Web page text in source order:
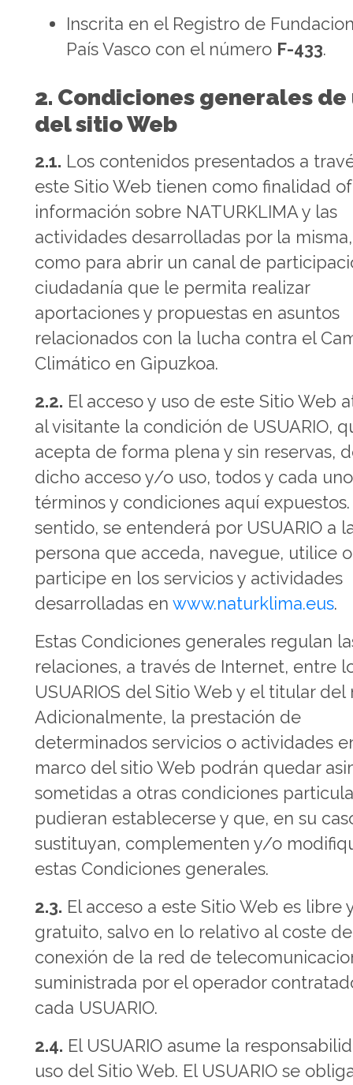
Inscrita en el Registro de
País Vasco con el número F-433.
2. Condiciones generales de
del sitio Web
2.1. Los contenidos presentados a
este Sitio Web tienen como finalidad
información sobre NATURKLIMA y las
actividades desarrolladas por la
como para abrir un canal de
ciudadanía que le permita realizar
aportaciones y propuestas en asuntos
relacionados con la lucha contra el
Climático en Gipuzkoa.
2.2. El acceso y uso de este Sitio Web
al visitante la condición de USUARIO,
acepta de forma plena y sin reservas,
dicho acceso y/o uso, todos y cada
términos y condiciones aquí
sentido, se entenderá por USUARIO a
persona que acceda, navegue, utilice o
participe en los servicios y actividades
desarrolladas enwww.naturklima.eus.
Estas Condiciones generales regulan
relaciones, a través de Internet, entre
USUARIOS del Sitio Web y el titular del
Adicionalmente, la prestación de
determinados servicios o actividades
marco del sitio Web podrán quedar
sometidas a otras condiciones
pudieran establecerse y que, en su
sustituyan, complementen y/o
estas Condiciones generales.
2.3. El acceso a este Sitio Web es libre
gratuito, salvo en lo relativo al coste de
conexión de la red de
suministrada por el operador
cada USUARIO.
2.4. El USUARIO asume la
uso del Sitio Web. El USUARIO se